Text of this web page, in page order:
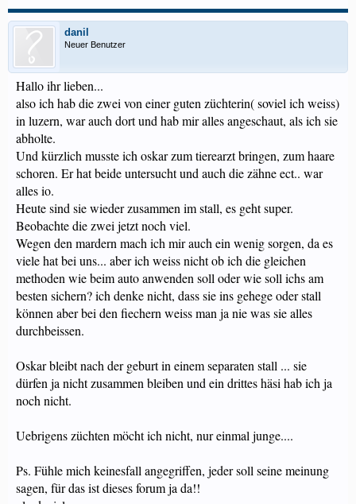
danil
Neuer Benutzer
Hallo ihr lieben...
also ich hab die zwei von einer guten züchterin( soviel ich weiss)
in luzern, war auch dort und hab mir alles angeschaut, als ich sie
abholte.
Und kürzlich musste ich oskar zum tierearzt bringen, zum haare
schoren. Er hat beide untersucht und auch die zähne ect.. war
alles io.
Heute sind sie wieder zusammen im stall, es geht super.
Beobachte die zwei jetzt noch viel.
Wegen den mardern mach ich mir auch ein wenig sorgen, da es
viele hat bei uns... aber ich weiss nicht ob ich die gleichen
methoden wie beim auto anwenden soll oder wie soll ichs am
besten sichern? ich denke nicht, dass sie ins gehege oder stall
können aber bei den fiechern weiss man ja nie was sie alles
durchbeissen.
Oskar bleibt nach der geburt in einem separaten stall ... sie
dürfen ja nicht zusammen bleiben und ein drittes häsi hab ich ja
noch nicht.
Uebrigens züchten möcht ich nicht, nur einmal junge....
Ps. Fühle mich keinesfall angegriffen, jeder soll seine meinung
sagen, für das ist dieses forum ja da!!